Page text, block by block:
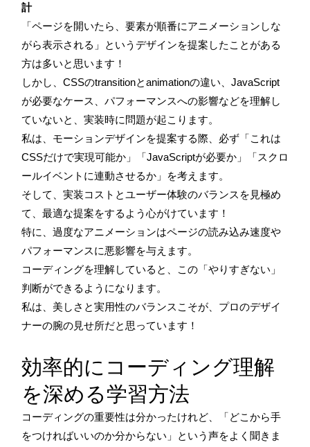
計
「ページを開いたら、要素が順番にアニメーションしな
がら表示される」というデザインを提案したことがある
方は多いと思います！
しかし、CSSのtransitionとanimationの違い、JavaScript
が必要なケース、パフォーマンスへの影響などを理解し
ていないと、実装時に問題が起こります。
私は、モーションデザインを提案する際、必ず「これは
CSSだけで実現可能か」「JavaScriptが必要か」「スクロ
ールイベントに連動させるか」を考えます。
そして、実装コストとユーザー体験のバランスを見極め
て、最適な提案をするよう心がけています！
特に、過度なアニメーションはページの読み込み速度や
パフォーマンスに悪影響を与えます。
コーディングを理解していると、この「やりすぎない」
判断ができるようになります。
私は、美しさと実用性のバランスこそが、プロのデザイ
ナーの腕の見せ所だと思っています！
効率的にコーディング理解
を深める学習方法
コーディングの重要性は分かったけれど、「どこから手
をつければいいのか分からない」という声をよく聞きま